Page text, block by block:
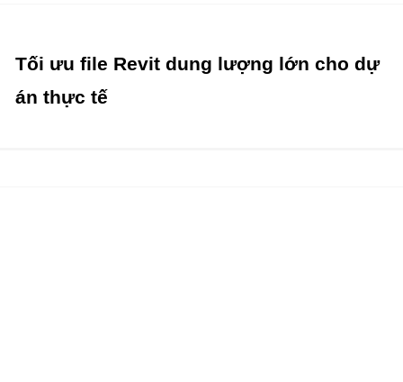
Tối ưu file Revit dung lượng lớn cho dự
án thực tế